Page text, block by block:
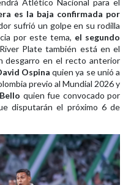
Atlético Nacional para el
es la baja confirmada por
sufrió un golpe en su rodilla
por este tema, el segundo
Plate también está en el
desgarro en el recto anterior
Ospina quien ya se unió a
previo al Mundial 2026 y
quien fue convocado por
disputarán el próximo 6 de